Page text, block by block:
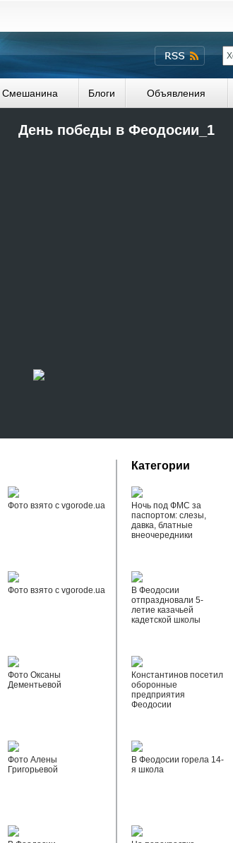
Смешанина Блоги Объявления
День победы в Феодосии_1
Фото взято с vgorode.ua
Фото взято с vgorode.ua
Фото Оксаны
Дементьевой
Фото Алены
Григорьевой
Категории
Ночь под ФМС за
паспортом: слезы,
давка, блатные
внеочередники
В Феодосии
отпраздновали 5-
летие казачьей
кадетской школы
Константинов посетил
оборонные
предприятия
Феодосии
В Феодосии горела 14-
я школа